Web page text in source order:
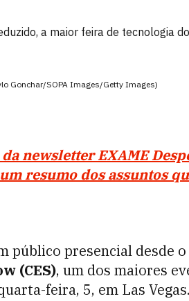
a maior feira de tecnologia
Gonchar/SOPA Images/Getty Images)
newsletter EXAME
resumo dos assuntos
público presencial desde
(CES), um dos maiores
feira, 5, em Las Vegas.